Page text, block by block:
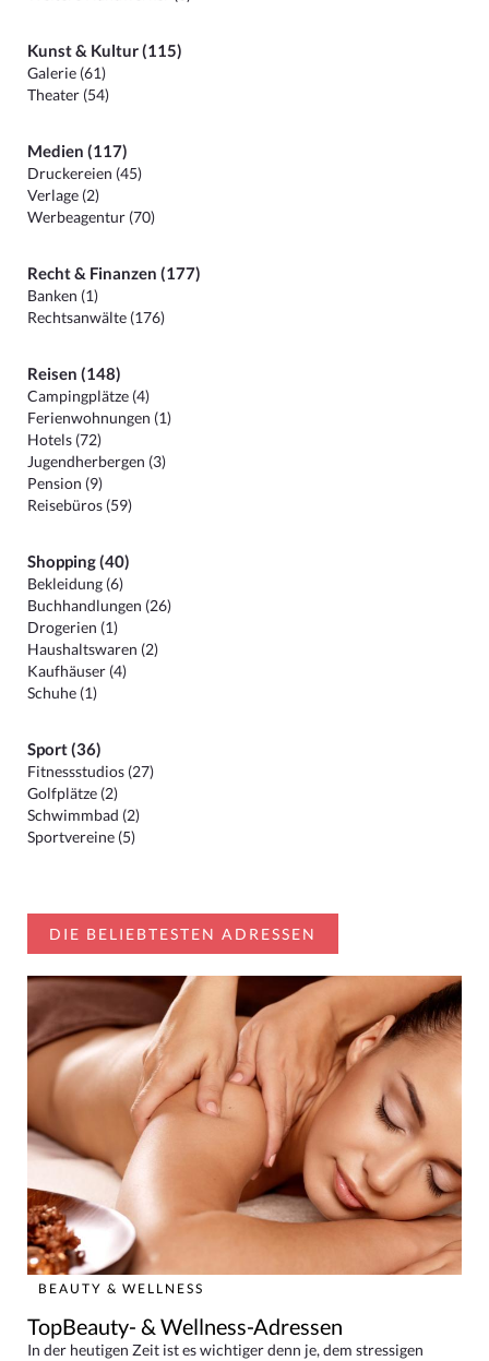
Kunst & Kultur (115)
Galerie (61)
Theater (54)
Medien (117)
Druckereien (45)
Verlage (2)
Werbeagentur (70)
Recht & Finanzen (177)
Banken (1)
Rechtsanwälte (176)
Reisen (148)
Campingplätze (4)
Ferienwohnungen (1)
Hotels (72)
Jugendherbergen (3)
Pension (9)
Reisebüros (59)
Shopping (40)
Bekleidung (6)
Buchhandlungen (26)
Drogerien (1)
Haushaltswaren (2)
Kaufhäuser (4)
Schuhe (1)
Sport (36)
Fitnessstudios (27)
Golfplätze (2)
Schwimmbad (2)
Sportvereine (5)
DIE BELIEBTESTEN ADRESSEN
BEAUTY & WELLNESS
TopBeauty- & Wellness-Adressen
In der heutigen Zeit ist es wichtiger denn je, dem stressigen